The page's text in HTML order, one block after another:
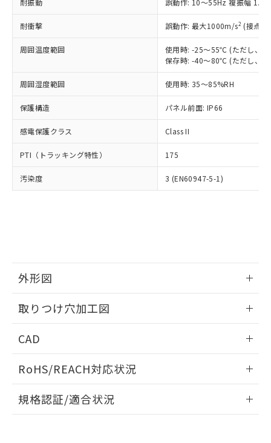
耐振動 誤動作: 10～55Hz 複振幅
耐衝撃 誤動作: 最大1000m/s2 (接点
周囲温度範囲
使用時: -25～55℃ (ただし、氷
保存時: -40～80℃ (ただし、氷
周囲湿度範囲 使用時: 35～85%RH
保護構造 パネル前面: IP66
感電保護クラス Class II
PTI（トラッキング特性） 175
汚染度 3 (EN60947-5-1)
外形図
取りつけ穴加工図
CAD
ドすることができます。
ログイン/会員登録
RoHS/REACH対応状況
EU RoHS 注意事項・凡例
規格認証/適合状況
正式な納期状況および標準価格はお客
様のお取引先、またはお客様担当のオ
ムロン制御機器販売店・当社販売員に
オムロン制御機器販売店や当社販売拠
販売ネットワーク
」をご確認
在庫状況および標準価格結果を当社の
事前の承諾なく第三者に漏洩または開
示しないようお願いします。
マイパーツ機能（部品リスト作成サー
ビス）をご利用いただくには、I-Web
メンバーズにご登録されている必要が
お客様が当ウェブサイト上で当社にご
指します。
但し、RoHS指令で産業用監視および制御機器に対する
適用除外項目は除く。
フタル酸エステル類の４物質については閾値を超える意
図的な使用がないことを確認しています。
部品在庫の切り替え状況などにより、予定
月が前後することがあります。
※3 非含有証明書ダウンロード
51物質の非含有証明書（当社基準）
※本証明書は発行日時点で非含有を証明す
るもので、過去に遡って非含有を証明する
ものではありません。
また、RoHS指令のフタル酸エステル類４
欄に対応日を記載しておりました。
既に当社にて対応品への在庫切替を完了
していることから、特段のことがない限
り、2022年1月12日より割愛しておりま
す。
DBP(フタル酸ジブチル) : 1000ppm、 DIBP(フタル酸ジ
イソブチル) : 1000ppm、 BBP(フタル酸ブチルベンジ
DEHP(フタル酸ビス(2-エチルヘキシル)) : 1000ppm
準値以下であることを示します。
「10」：通常の使用状況下において有害物
質が外部に漏えいし、環境に深刻な影響を
及ぼさない年数を意味します。
「－」：未確認です。当社販売部門へお問
全に破砕するなど、違法に輸出されな
いよう必要な手段を講じます。
当社は貴社製品を、核兵器、ミサイ
ル、化学兵器、生物兵器またはその他
武器並びにこれらの製造装置等に一切
当社は、貴社製品を第三者に販売する
場合は、上記1、2および3の内容を当
該第三者に通知します。また当社は、
販売先および販売に係わる関係者が違
法に輸出するおそれがある場合は、取
り引きをいたしません。
一定数には満たないが在庫あり
－
在庫なし(最新の在庫状況につ
いては、お客様のお取引先、ま
たはお客様担当のオムロン制御
機器販売店・当社販売員にご確
空
受注生産機種、また在庫状況の
情報を公開していない機種